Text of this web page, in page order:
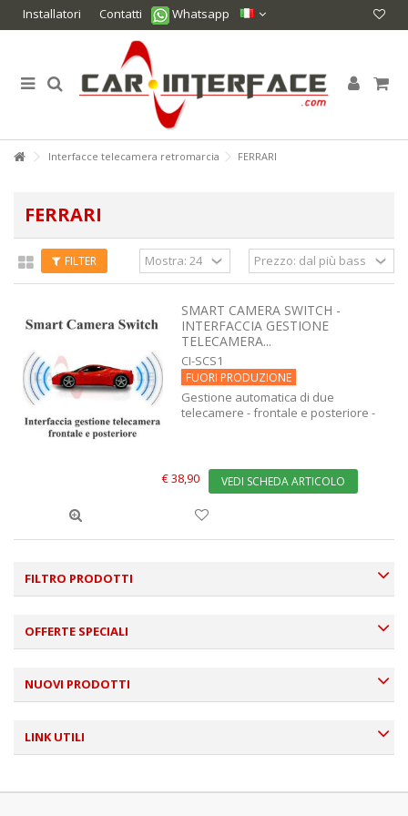
Installatori Contatti Whatsapp
Interfacce telecamera retromarcia FERRARI
FERRARI
FILTER
SMART CAMERA SWITCH -
INTERFACCIA GESTIONE
TELECAMERA...
CI-SCS1
FUORI PRODUZIONE
Gestione automatica di due
telecamere - frontale e posteriore -
€ 38,90 VEDI SCHEDA ARTICOLO
FILTRO PRODOTTI
OFFERTE SPECIALI
NUOVI PRODOTTI
LINK UTILI